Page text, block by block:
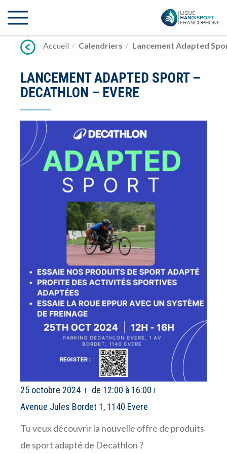
vers
Accueil
Calendriers Lancement Adapted
LANCEMENT ADAPTED SPORT –
DECATHLON – EVERE
25 octobre 2024
de 12:00 à 16:00
Avenue Jules Bordet 1, 1140 Evere
Tu veux découvrir la nouvelle offre de produits
de sport adapté de Decathlon ?